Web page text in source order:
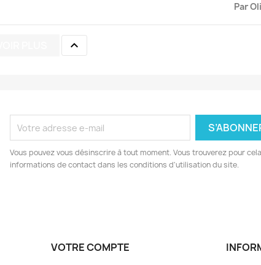
Par

Vous pouvez vous désinscrire à tout moment. Vous trouverez pour
informations de contact dans les conditions d'utilisation du site.
VOTRE COMPTE